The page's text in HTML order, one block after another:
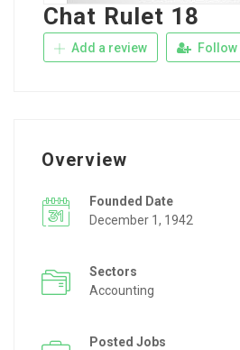
Chat Rulet 18
Add a review Follow
Overview
Founded Date
December 1, 1942
Sectors
Accounting
Posted Jobs